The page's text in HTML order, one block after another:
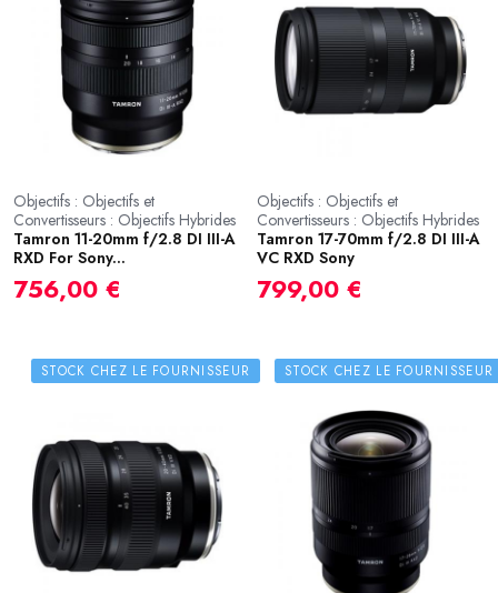
Objectifs : Objectifs et
Convertisseurs : Objectifs Hybrides
Tamron 11-20mm f/2.8 DI III-A
RXD For Sony...
756,00 €
Objectifs : Objectifs et
Convertisseurs : Objectifs Hybrides
Tamron 17-70mm f/2.8 DI III-A
VC RXD Sony
799,00 €
STOCK CHEZ LE FOURNISSEUR STOCK CHEZ LE FOURNISSEUR